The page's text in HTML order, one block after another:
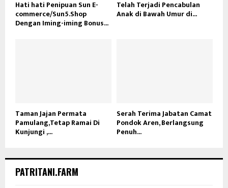
Hati hati Penipuan Sun E-
commerce/Sun5.Shop
Dengan Iming-iming Bonus...
Telah Terjadi Pencabulan
Anak di Bawah Umur di...
Taman Jajan Permata
Pamulang,Tetap Ramai Di
Kunjungi ,...
Serah Terima Jabatan Camat
Pondok Aren, Berlangsung
Penuh...
PATRITANI.FARM